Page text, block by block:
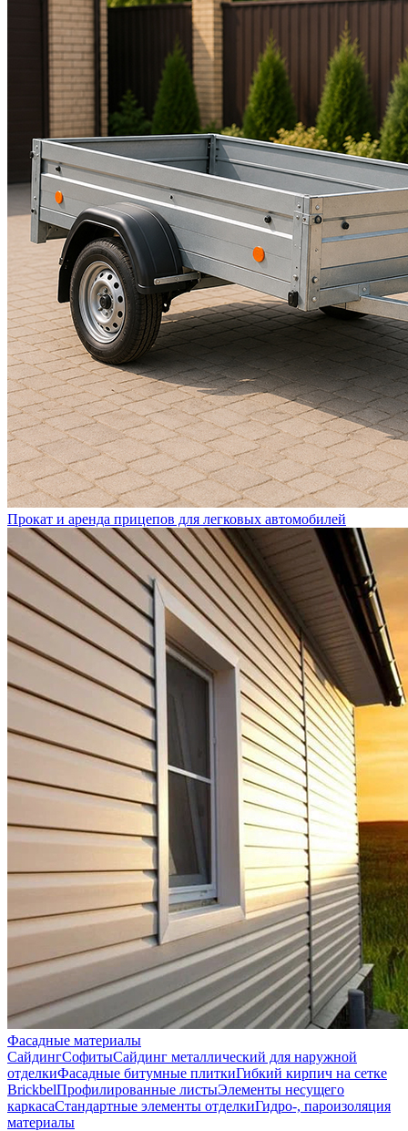
Прокат и аренда прицепов для легковых автомобилей
Фасадные материалы
СайдингСофитыСайдинг металлический для наружной
отделкиФасадные битумные плиткиГибкий кирпич на сетке
BrickbelПрофилированные листыЭлементы несущего
каркасаСтандартные элементы отделкиГидро-, пароизоляция
материалы